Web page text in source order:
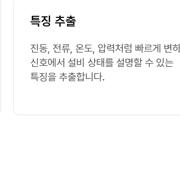
특징 추출
진동, 전류, 온도, 압력처럼 빠르게 변
신호에서 설비 상태를 설명할 수 있는
특징을 추출합니다.